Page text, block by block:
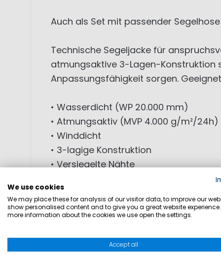
Auch als Set mit passender
Technische Segeljacke für
atmungsaktive 3-Lagen-Konstruktion
Anpassungsfähigkeit sorgen.
• Wasserdicht (WP 20.000 mm)
• Atmungsaktiv (MVP 4.000 g/m²/24h)
• Winddicht
• 3-lagige Konstruktion
• Versiegelte Nähte
• Versteckte Kapuze
• YKK Zweiwege-Reißverschluss
• Seitentaschen mit YKK-
• Innentasche
• Verstellbare Ärmelabschlüsse
We use cookies
We may place these for analysis of our visitor data, to improve our
show personalised content and to give you a great website experience.
more information about the cookies we use open the settings.
Accept all